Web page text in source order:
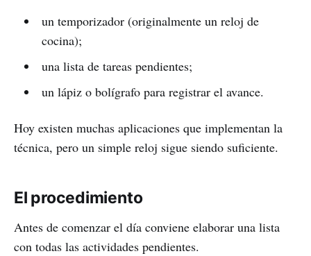
un temporizador (originalmente un reloj de
cocina);
una lista de tareas pendientes;
un lápiz o bolígrafo para registrar el avance.
Hoy existen muchas aplicaciones que implementan la
técnica, pero un simple reloj sigue siendo suficiente.
El procedimiento
Antes de comenzar el día conviene elaborar una lista
con todas las actividades pendientes.